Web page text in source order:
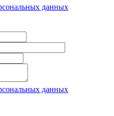
данных
данных